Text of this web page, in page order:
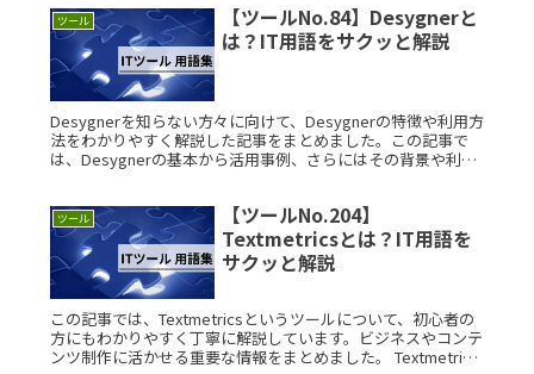
ツール
【ツールNo.84】Desygnerと
は？IT用語をサクッと解説
Desygnerを知らない方々に向けて、Desygnerの特徴や利用方
法をわかりやすく解説した記事をまとめました。この記事で
は、Desygnerの基本から活用事例、さらにはその背景や利用
ツール
【ツールNo.204】
Textmetricsとは？IT用語を
サクッと解説
この記事では、Textmetricsというツールについて、初心者の
方にもわかりやすく丁寧に解説しています。ビジネスやコンテ
ンツ制作に活かせる重要な情報をまとめました。 Textmetrics